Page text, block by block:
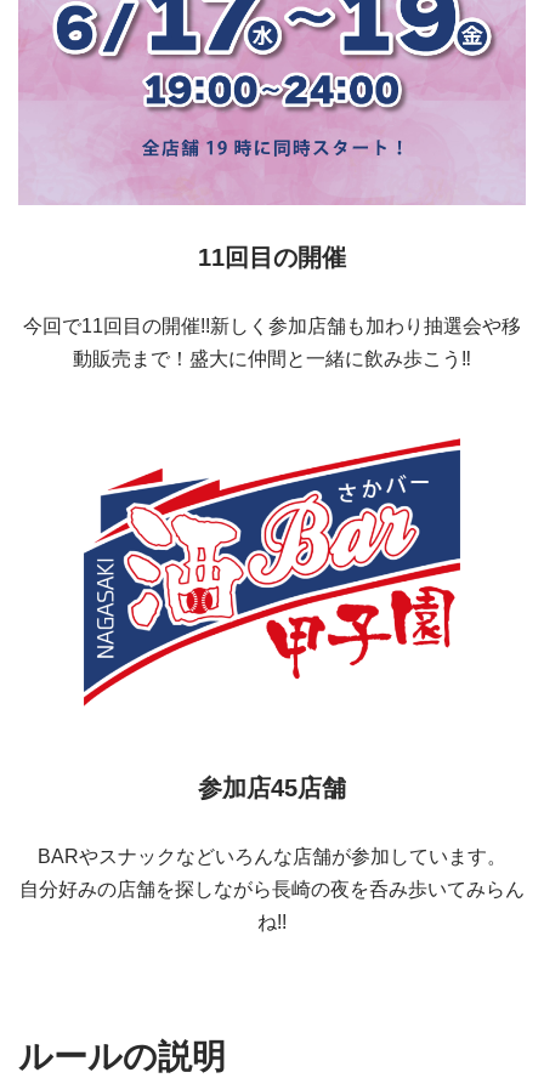
11回目の開催
今回で11回目の開催!!新しく参加店舗も加わり抽選会や移
動販売まで！盛大に仲間と一緒に飲み歩こう‼
参加店45店舗
BARやスナックなどいろんな店舗が参加しています。
自分好みの店舗を探しながら長崎の夜を呑み歩いてみらん
ね!!
ルールの説明